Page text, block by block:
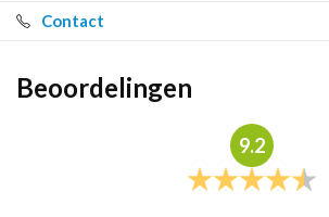
Contact
Beoordelingen
9.2